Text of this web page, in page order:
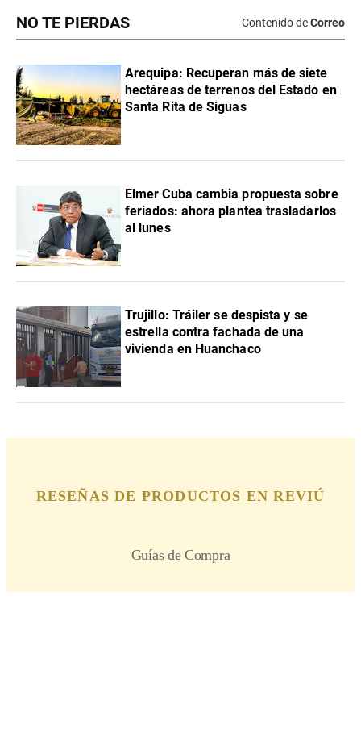
NO TE PIERDAS Contenido deCorreo
Arequipa: Recuperan más de siete
hectáreas de terrenos del Estado en
Santa Rita de Siguas
Elmer Cuba cambia propuesta sobre
feriados: ahora plantea trasladarlos
al lunes
Trujillo: Tráiler se despista y se
estrella contra fachada de una
vivienda en Huanchaco